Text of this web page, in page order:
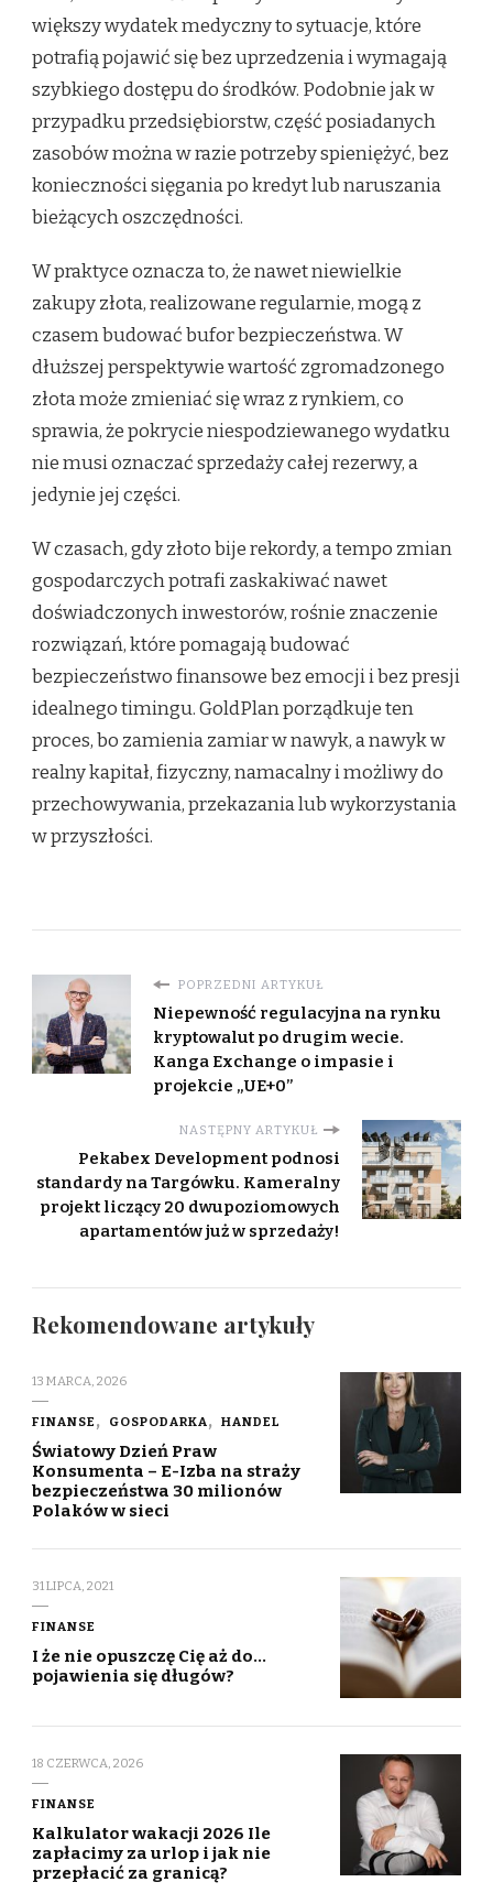
większy wydatek medyczny to sytuacje, które
potrafią pojawić się bez uprzedzenia i wymagają
szybkiego dostępu do środków. Podobnie jak w
przypadku przedsiębiorstw, część posiadanych
zasobów można w razie potrzeby spieniężyć, bez
konieczności sięgania po kredyt lub naruszania
bieżących oszczędności.
W praktyce oznacza to, że nawet niewielkie
zakupy złota, realizowane regularnie, mogą z
czasem budować bufor bezpieczeństwa. W
dłuższej perspektywie wartość zgromadzonego
złota może zmieniać się wraz z rynkiem, co
sprawia, że pokrycie niespodziewanego wydatku
nie musi oznaczać sprzedaży całej rezerwy, a
jedynie jej części.
W czasach, gdy złoto bije rekordy, a tempo zmian
gospodarczych potrafi zaskakiwać nawet
doświadczonych inwestorów, rośnie znaczenie
rozwiązań, które pomagają budować
bezpieczeństwo finansowe bez emocji i bez presji
idealnego timingu. GoldPlan porządkuje ten
proces, bo zamienia zamiar w nawyk, a nawyk w
realny kapitał, fizyczny, namacalny i możliwy do
przechowywania, przekazania lub wykorzystania
w przyszłości.
POPRZEDNI ARTYKUŁ
Niepewność regulacyjna na rynku
kryptowalut po drugim wecie.
Kanga Exchange o impasie i
projekcie „UE+0”
NASTĘPNY ARTYKUŁ
Pekabex Development podnosi
standardy na Targówku. Kameralny
projekt liczący 20 dwupoziomowych
apartamentów już w sprzedaży!
Rekomendowane artykuły
13 MARCA, 2026
FINANSE GOSPODARKA HANDEL
Światowy Dzień Praw
Konsumenta – E-Izba na straży
bezpieczeństwa 30 milionów
Polaków w sieci
31 LIPCA, 2021
FINANSE
I że nie opuszczę Cię aż do…
pojawienia się długów?
18 CZERWCA, 2026
FINANSE
Kalkulator wakacji 2026 Ile
zapłacimy za urlop i jak nie
przepłacić za granicą?